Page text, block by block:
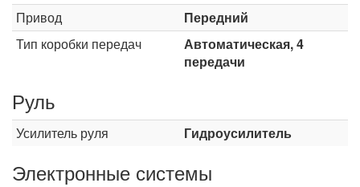
Привод
Передний
Тип коробки передач
Автоматическая, 4
передачи
Руль
Усилитель руля Гидроусилитель
Электронные системы